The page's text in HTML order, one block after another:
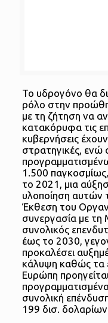
Το υδρογόνο θα
ρόλο στην
με τη ζήτηση να
κατακόρυφα τις
κυβερνήσεις
στρατηγικές, ενώ
1.500
το 2021, μια
υλοποίηση
Έκθεση του
συνεργασία με τη
συνολικός
έως το 2030,
προκαλέσει
κάλυψη καθώς τα
Ευρώπη
συνολική
199 δισ.